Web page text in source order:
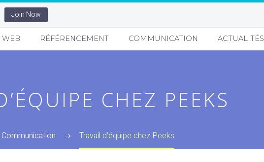
Join Now
WEB RÉFÉRENCEMENT COMMUNICATION ACTUALITÉS
CHEZ PEEKS
Communication Travail d’équipe chez Peeks